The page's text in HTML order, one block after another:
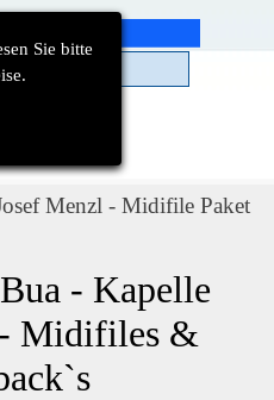
Sie bitte
Menü überspringen
Menzl - Midifile Paket
- Kapelle
Midifiles &